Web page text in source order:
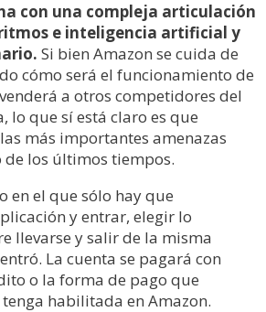
con una compleja articulación
e inteligencia artificial y
Si bien Amazon se cuida de
cómo será el funcionamiento de
a otros competidores del
lo que sí está claro es que
más importantes amenazas
los últimos tiempos.
en el que sólo hay que
y entrar, elegir lo
llevarse y salir de la misma
La cuenta se pagará con
o la forma de pago que
habilitada en Amazon.